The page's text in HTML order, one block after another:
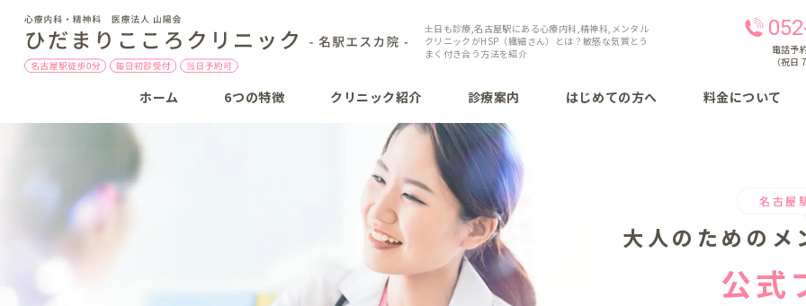
土日も診療,名古屋駅にある心療内科,精神科,メンタル
クリニックがHSP（繊細さん）とは？敏感な気質とう
まく付き合う方法を紹介
電話予
（祝
ホーム 6つの特徴 クリニック紹介 診療案内 はじめての方へ 料金について
名古屋
大人のための メ
公式